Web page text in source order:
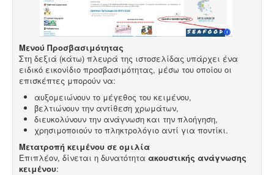
Μενού Προσβασιμότητας
Στη δεξιά (κάτω) πλευρά της ιστοσελίδας υπάρχει ένα
ειδικό εικονίδιο προσβασιμότητας, μέσω του οποίου οι
επισκέπτες μπορούν να:
αυξομειώνουν το μέγεθος του κειμένου,
βελτιώνουν την αντίθεση χρωμάτων,
διευκολύνουν την ανάγνωση και την πλοήγηση,
χρησιμοποιούν το πληκτρολόγιο αντί για ποντίκι.
Μετατροπή κειμένου σε ομιλία
Επιπλέον, δίνεται η δυνατότητα ακουστικής ανάγνωσης
κειμένου: